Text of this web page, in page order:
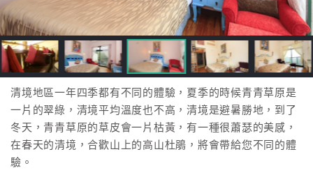
清境地區一年四季都有不同的體驗，夏季的時候青青草原是
一片的翠綠，清境平均溫度也不高，清境是避暑勝地，到了
冬天，青青草原的草皮會一片枯黃，有一種很蕭瑟的美感，
在春天的清境，合歡山上的高山杜鵑，將會帶給您不同的體
驗。